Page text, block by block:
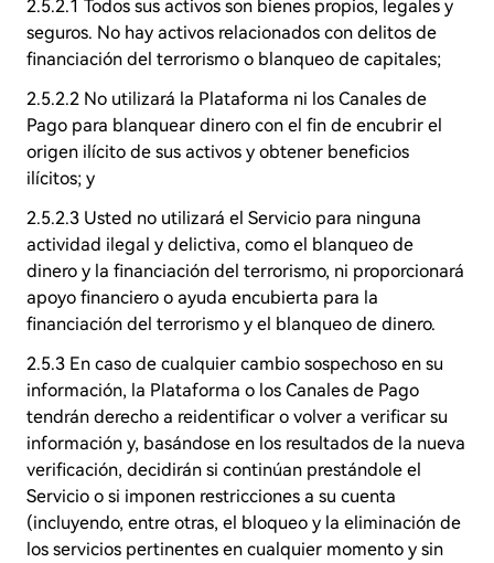
2.5.2.1 Todos sus activos son bienes propios, legales y
seguros. No hay activos relacionados con delitos de
financiación del terrorismo o blanqueo de capitales;
2.5.2.2 No utilizará la Plataforma ni los Canales de
Pago para blanquear dinero con el fin de encubrir el
origen ilícito de sus activos y obtener beneficios
ilícitos; y
2.5.2.3 Usted no utilizará el Servicio para ninguna
actividad ilegal y delictiva, como el blanqueo de
dinero y la financiación del terrorismo, ni proporcionará
apoyo financiero o ayuda encubierta para la
financiación del terrorismo y el blanqueo de dinero.
2.5.3 En caso de cualquier cambio sospechoso en su
información, la Plataforma o los Canales de Pago
tendrán derecho a reidentificar o volver a verificar su
información y, basándose en los resultados de la nueva
verificación, decidirán si continúan prestándole el
Servicio o si imponen restricciones a su cuenta
(incluyendo, entre otras, el bloqueo y la eliminación de
los servicios pertinentes en cualquier momento y sin